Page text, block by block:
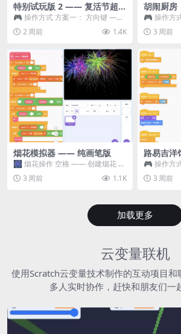
特别试玩版 2 —— 复活节超级
卡丁车赛
🎮 操作方式 方案一： 方向键 ——
移动 Z —— 跳跃 / 漂移 方案二： ...
2 周前 1.4K
胡闹厨房
🎮 操作方
WASD ——
3 周前
烟花模拟器 —— 纯画笔版
🎆 烟花操作 空格 —— 创建烟花 1
~ 3 —— 切换烟花类型 普通烟花
嘶...3 周前 1.1K
路易吉洋
🎮 操作方
跳跃 空格
3 周前
加载更多
云变量联机
使用Scratch云变量技术制作的互动项目
多人实时协作，赶快和朋友们一